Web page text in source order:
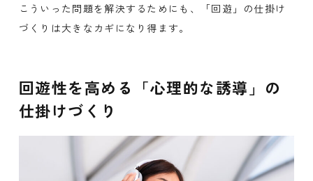
こういった問題を解決するためにも、「回遊」の仕掛け
づくりは大きなカギになり得ます。
回遊性を高める「心理的な誘導」の
仕掛けづくり